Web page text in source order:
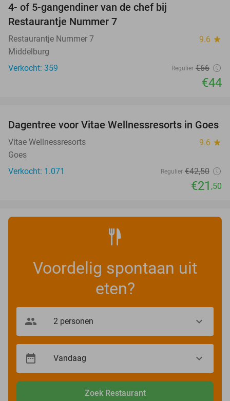
4- of 5-gangendiner van de chef bij
Restaurantje Nummer 7
Restaurantje Nummer 7 9.6 star
Middelburg
Verkocht: 359
Regulier €66
€44
49%
Dagentree voor Vitae Wellnessresorts in Goes
Vitae Wellnessresorts 9.6 star
Goes
Verkocht: 1.071
Regulier €42,50
€21 ,50
Voordelig spontaan uit
eten?
Zoek Restaurant